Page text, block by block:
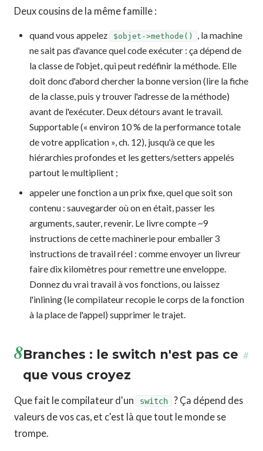
Deux cousins de la même famille :
quand vous appelez $objet->methode()
, la machine
ne sait pas d'avance quel code exécuter : ça dépend de
la classe de l'objet, qui peut redéfinir la méthode. Elle
doit donc d'abord chercher la bonne version (lire la fiche
de la classe, puis y trouver l'adresse de la méthode)
avant de l'exécuter. Deux détours avant le travail.
Supportable (« environ 10 % de la performance totale
de votre application », ch. 12), jusqu'à ce que les
hiérarchies profondes et les getters/setters appelés
partout le multiplient ;
appeler une fonction a un prix fixe, quel que soit son
contenu : sauvegarder où on en était, passer les
arguments, sauter, revenir. Le livre compte ~9
instructions de cette machinerie pour emballer 3
instructions de travail réel : comme envoyer un livreur
faire dix kilomètres pour remettre une enveloppe.
Donnez du vrai travail à vos fonctions, ou laissez
l'inlining (le compilateur recopie le corps de la fonction
à la place de l'appel) supprimer le trajet.
8Branches : le switch n'est pas ce
que vous croyez
#
Que fait le compilateur d'un switch
? Ça dépend des
valeurs de vos cas, et c'est là que tout le monde se
trompe.